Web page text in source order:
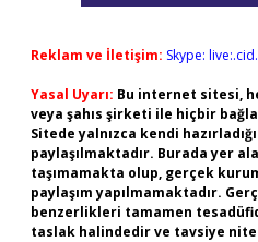
Reklam ve İletişim: Skype:
Yasal Uyarı: Bu internet sitesi,
veya şahıs şirketi ile hiçbir
Sitede yalnızca kendi
paylaşılmaktadır. Burada yer
taşımamakta olup, gerçek
paylaşım yapılmamaktadır.
benzerlikleri tamamen
taslak halindedir ve tavsiye